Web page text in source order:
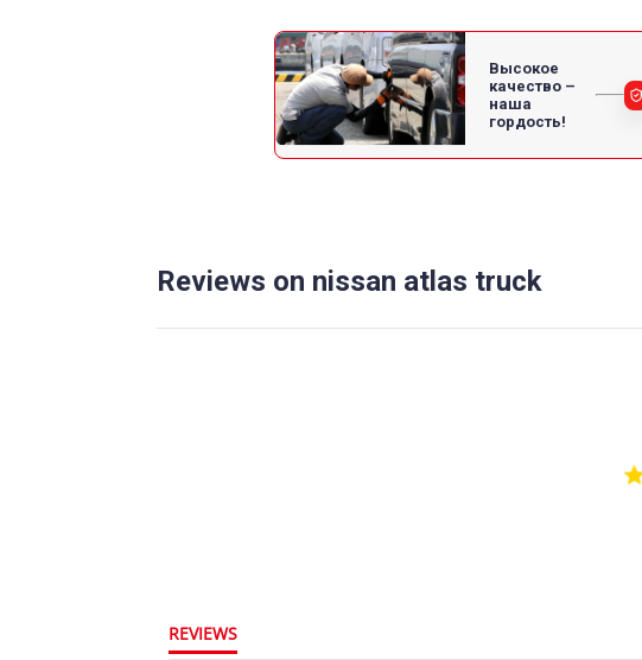
Высокое
качество –
наша
гордость!
Reviews on nissan atlas truck
REVIEWS